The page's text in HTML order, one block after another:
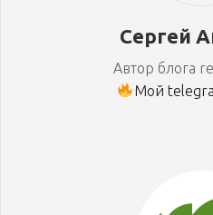
Сергей
Автор блога
Мой